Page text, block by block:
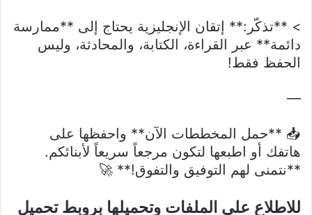
> **تذكّر:** إتقان الإنجليزية يحتاج إلى **ممارسة
دائمة** عبر القراءة، الكتابة، والمحادثة، وليس
الحفظ فقط!
—
📥 **حمل المخططات الآن** واحفظها على
هاتفك أو اطبعها لتكون مرجعاً سريعاً لأبنائكم.
**نتمنى لهم التوفيق والتفوق!** 🚀
للاطلاع على الملفات وتحميلها بروبط تحميل